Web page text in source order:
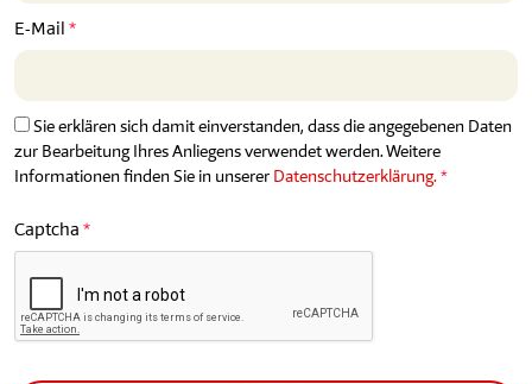
E-Mail
Sie erklären sich damit einverstanden, dass die angegebenen Daten
zur Bearbeitung Ihres Anliegens verwendet werden. Weitere
Informationen finden Sie in unserer Datenschutzerklärung.
Captcha